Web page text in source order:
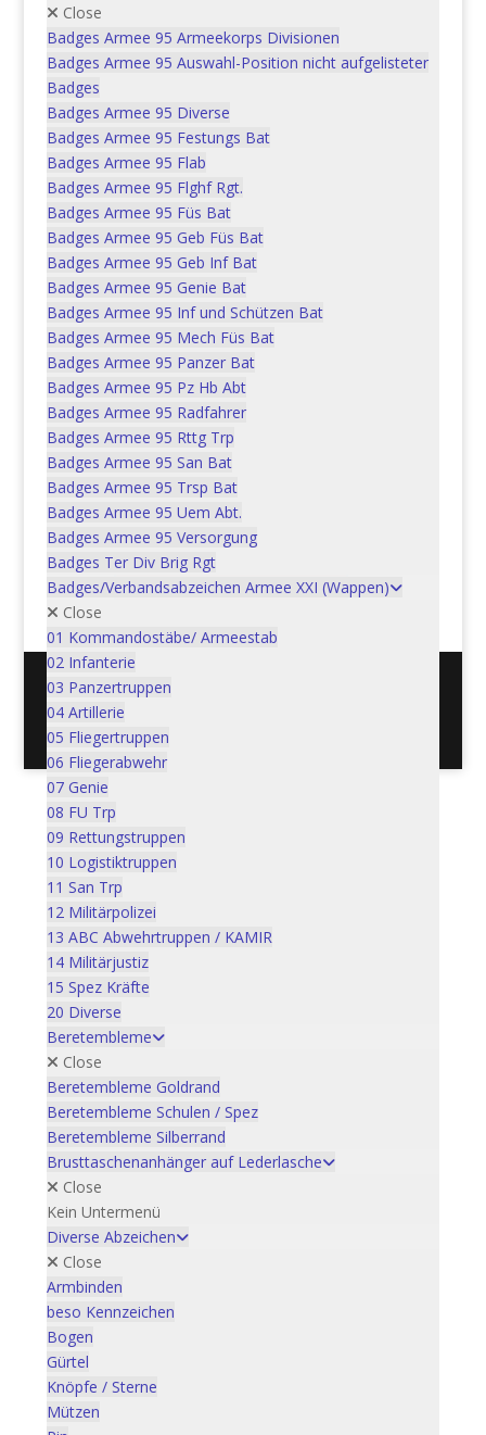
Close
Badges Armee 95 Armeekorps Divisionen
Badges Armee 95 Auswahl-Position nicht aufgelisteter
Badges
Badges Armee 95 Diverse
Badges Armee 95 Festungs Bat
Badges Armee 95 Flab
Badges Armee 95 Flghf Rgt.
Badges Armee 95 Füs Bat
Badges Armee 95 Geb Füs Bat
Badges Armee 95 Geb Inf Bat
Badges Armee 95 Genie Bat
Badges Armee 95 Inf und Schützen Bat
Badges Armee 95 Mech Füs Bat
Badges Armee 95 Panzer Bat
Badges Armee 95 Pz Hb Abt
Badges Armee 95 Radfahrer
Badges Armee 95 Rttg Trp
Badges Armee 95 San Bat
Badges Armee 95 Trsp Bat
Badges Armee 95 Uem Abt.
Badges Armee 95 Versorgung
Badges Ter Div Brig Rgt
Badges/Verbandsabzeichen Armee XXI (Wappen)
Close
01 Kommandostäbe/ Armeestab
02 Infanterie
03 Panzertruppen
04 Artillerie
05 Fliegertruppen
06 Fliegerabwehr
07 Genie
08 FU Trp
09 Rettungstruppen
10 Logistiktruppen
11 San Trp
12 Militärpolizei
13 ABC Abwehrtruppen / KAMIR
14 Militärjustiz
15 Spez Kräfte
20 Diverse
Beretembleme
Close
Beretembleme Goldrand
Beretembleme Schulen / Spez
Beretembleme Silberrand
Brusttaschenanhänger auf Lederlasche
Close
Kein Untermenü
Diverse Abzeichen
Close
Armbinden
beso Kennzeichen
Bogen
Gürtel
Knöpfe / Sterne
Mützen
Verpflegungssoldat | Soldat
de soutien Ordonnanz: 1940
CHF3.00 In den Warenkorb
Motorfahrer | Automobiliste
Ordonnanz: 1940
CHF6.00 In den Warenkorb
Verpflegungssoldat | Soldat
de soutien Ordonnanz:
1914/1926/1932
CHF3.00 In den Warenkorb
Postadresse: Verein Schweizer Armeemuseum, 3600
Thun / Mail: info@armeemuseum.ch